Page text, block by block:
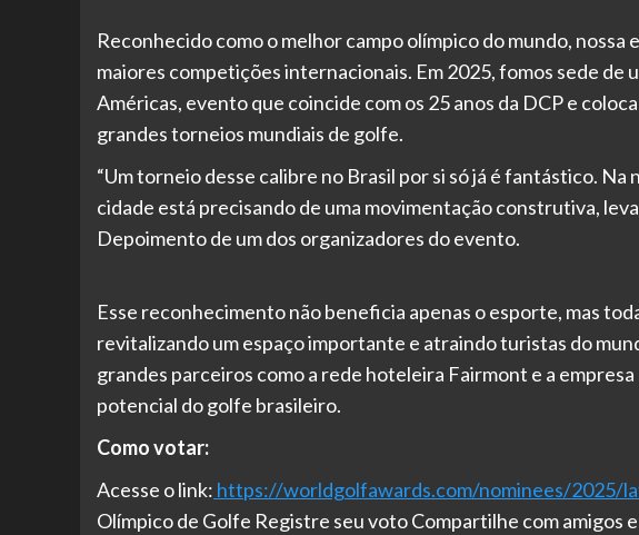
Reconhecido como o melhor campo olímpico do mundo,
maiores competições internacionais. Em 2025, fomos sede de
Américas, evento que coincide com os 25 anos da DCP e
grandes torneios mundiais de golfe.
“Um torneio desse calibre no Brasil por si só já é fantástico. Na
cidade está precisando de uma movimentação construtiva,
Depoimento de um dos organizadores do evento.
Esse reconhecimento não beneficia apenas o esporte, mas
revitalizando um espaço importante e atraindo turistas do
grandes parceiros como a rede hoteleira Fairmont e a
potencial do golfe brasileiro.
Como votar:
Acesse o link: https://worldgolfawards.com/nominees/2025/
Olímpico de Golfe Registre seu voto Compartilhe com amigos